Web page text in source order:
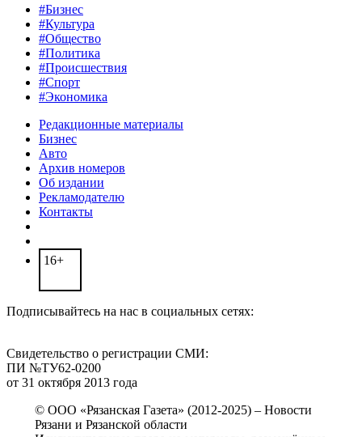
#Бизнес
#Культура
#Общество
#Политика
#Происшествия
#Спорт
#Экономика
Редакционные материалы
Бизнес
Авто
Архив номеров
Об издании
Рекламодателю
Контакты
16+
Подписывайтесь на нас в социальных сетях:
Свидетельство о регистрации СМИ:
ПИ №ТУ62-0200
от 31 октября 2013 года
© ООО «Рязанская Газета» (2012-2025) – Новости
Рязани и Рязанской области